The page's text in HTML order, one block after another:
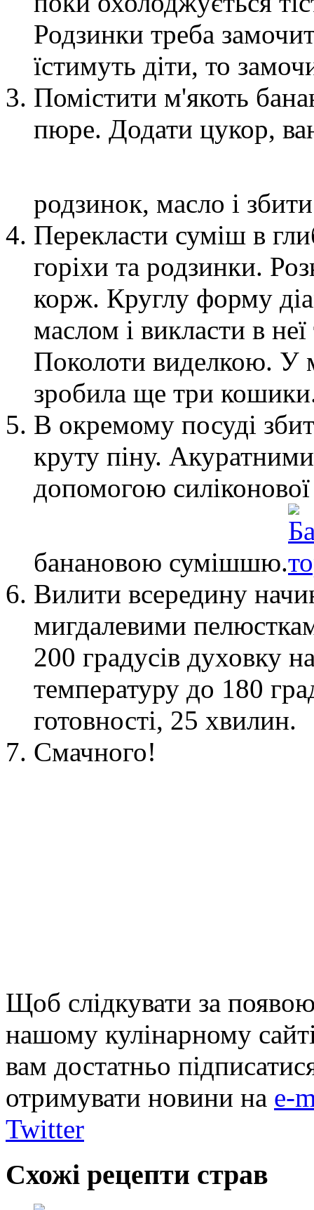
Родзинки треба
їстимуть діти, то
Помістити м'якоть
пюре. Додати цукор,
родзинок, масло і
Перекласти суміш в
горіхи та родзинки.
корж. Круглу форму
маслом і викласти в
Поколоти виделкою. У
зробила ще три
В окремому посуді
круту піну.
допомогою
банановою сумішшю.
Вилити всередину
мигдалевими
200 градусів духовку
температуру до 180
готовності, 25 хвилин.
Смачного!
Щоб слідкувати за
нашому кулінарному
вам достатньо
отримувати новини на e-
Twitter
Схожі рецепти страв